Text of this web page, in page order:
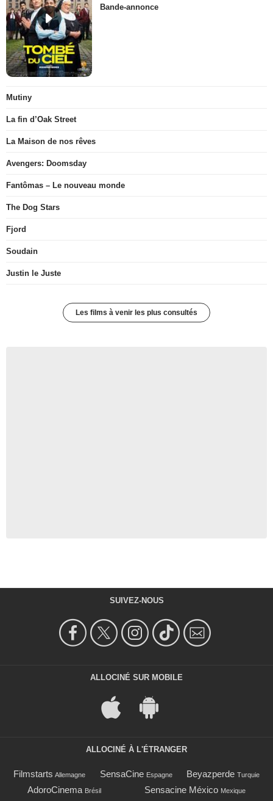
Bande-annonce
Mutiny
La fin d’Oak Street
La Maison de nos rêves
Avengers: Doomsday
Fantômas – Le nouveau monde
The Dog Stars
Fjord
Soudain
Justin le Juste
Les films à venir les plus consultés
SUIVEZ-NOUS
ALLOCINÉ SUR MOBILE
ALLOCINÉ À L'ÉTRANGER
Filmstarts Allemagne SensaCine Espagne Beyazperde Turquie
AdoroCinema Brésil Sensacine México Mexique